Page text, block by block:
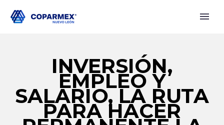
INVERSIÓN,
EMPLEO Y
SALARIO, LA RUTA
PARA HACER